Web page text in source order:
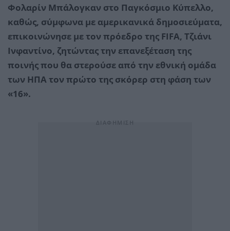
Φολαρίν Μπάλογκαν στο Παγκόσμιο Κύπελλο,
καθώς, σύμφωνα με αμερικανικά δημοσιεύματα,
επικοινώνησε με τον πρόεδρο της FIFA, Τζιάνι
Ινφαντίνο, ζητώντας την επανεξέταση της
ποινής που θα στερούσε από την εθνική ομάδα
των ΗΠΑ τον πρώτο της σκόρερ στη φάση των
«16».